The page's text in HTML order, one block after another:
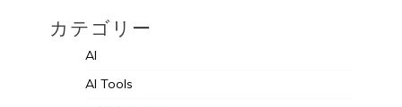
カテゴリー
AI
AI Tools